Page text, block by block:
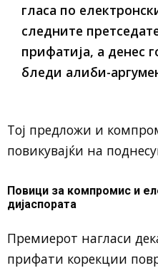
гласа по
следните
прифатија, а денес
бледи алиби-
Тој предложи и
повикувајќи на
Повици за компромис и
дијаспората
Премиерот нагласи
прифати корекции